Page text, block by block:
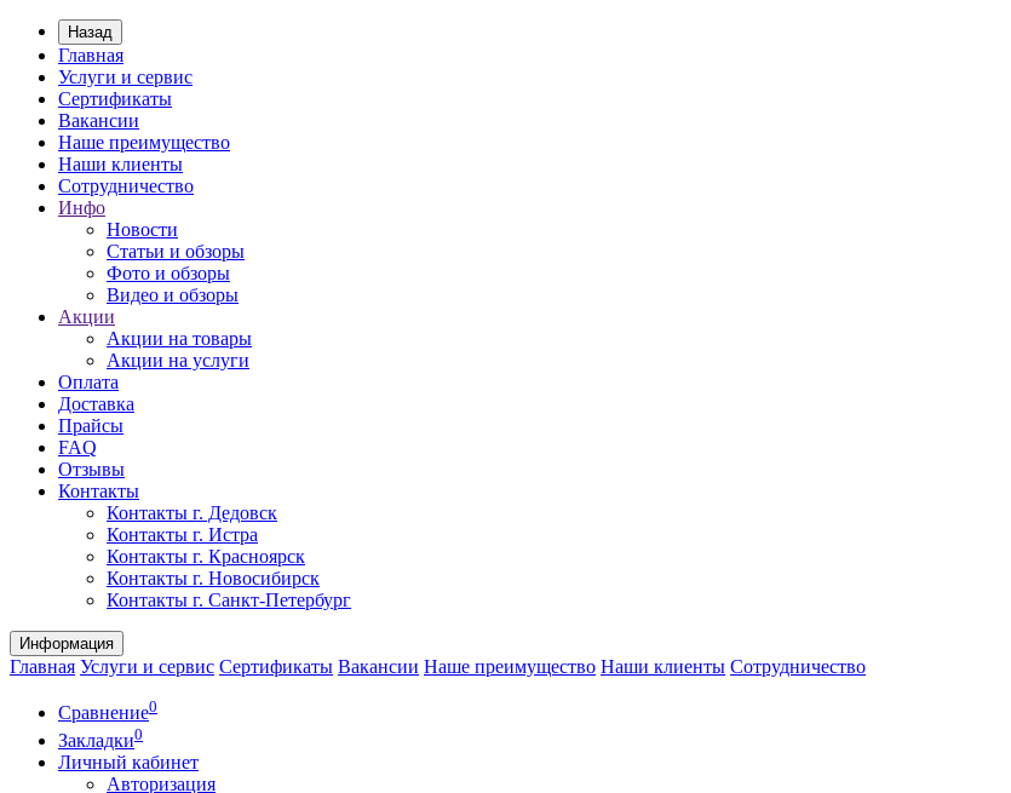
Назад
Главная
Услуги и сервис
Сертификаты
Вакансии
Наше преимущество
Наши клиенты
Сотрудничество
Инфо
Новости
Статьи и обзоры
Фото и обзоры
Видео и обзоры
Акции
Акции на товары
Акции на услуги
Оплата
Доставка
Прайсы
FAQ
Отзывы
Контакты
Контакты г. Дедовск
Контакты г. Истра
Контакты г. Красноярск
Контакты г. Новосибирск
Контакты г. Санкт-Петербург
Информация
Главная Услуги и сервис Сертификаты Вакансии Наше преимущество Наши клиенты Сотрудничество
Сравнение0
Закладки0
Личный кабинет
Авторизация